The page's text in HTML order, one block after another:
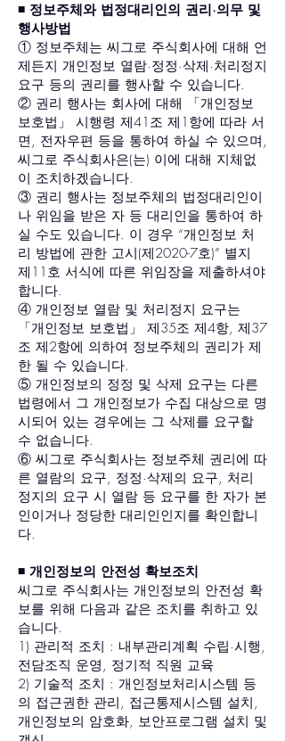
◾️ 정보주체와 법정대리인의 권리·의무 및
행사방법
① 정보주체는 씨그로 주식회사에 대해 언
제든지 개인정보 열람·정정·삭제·처리정지
요구 등의 권리를 행사할 수 있습니다.
② 권리 행사는 회사에 대해 「개인정보
보호법」 시행령 제41조 제1항에 따라 서
면, 전자우편 등을 통하여 하실 수 있으며,
씨그로 주식회사은(는) 이에 대해 지체없
이 조치하겠습니다.
③ 권리 행사는 정보주체의 법정대리인이
나 위임을 받은 자 등 대리인을 통하여 하
실 수도 있습니다. 이 경우 “개인정보 처
리 방법에 관한 고시(제2020-7호)” 별지
제11호 서식에 따른 위임장을 제출하셔야
합니다.
④ 개인정보 열람 및 처리정지 요구는
「개인정보 보호법」 제35조 제4항, 제37
조 제2항에 의하여 정보주체의 권리가 제
한 될 수 있습니다.
⑤ 개인정보의 정정 및 삭제 요구는 다른
법령에서 그 개인정보가 수집 대상으로 명
시되어 있는 경우에는 그 삭제를 요구할
수 없습니다.
⑥ 씨그로 주식회사는 정보주체 권리에 따
른 열람의 요구, 정정·삭제의 요구, 처리
정지의 요구 시 열람 등 요구를 한 자가 본
인이거나 정당한 대리인인지를 확인합니
다.
◾️ 개인정보의 안전성 확보조치
씨그로 주식회사는 개인정보의 안전성 확
보를 위해 다음과 같은 조치를 취하고 있
습니다.
1) 관리적 조치 : 내부관리계획 수립·시행,
전담조직 운영, 정기적 직원 교육
2) 기술적 조치 : 개인정보처리시스템 등
의 접근권한 관리, 접근통제시스템 설치,
개인정보의 암호화, 보안프로그램 설치 및